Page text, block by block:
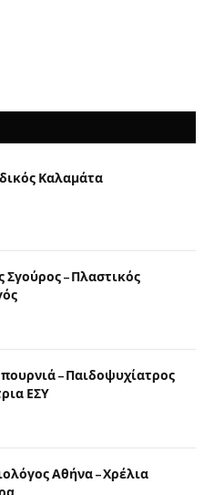
Καλαμάτα
Σγούρος – Πλαστικός
– Παιδοψυχίατρος
ΕΣΥ
Αθήνα – Χρέλια